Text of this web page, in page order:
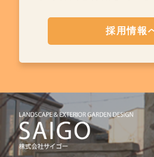
採用情報